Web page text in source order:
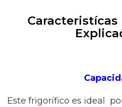
Este frigorífico es ideal